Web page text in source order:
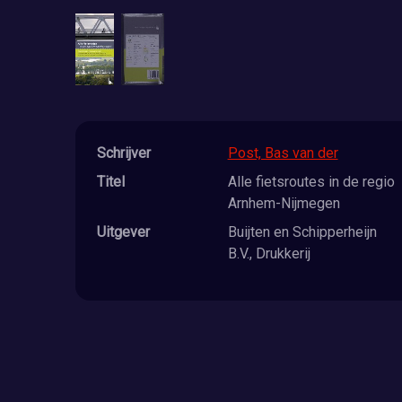
Schrijver
Post, Bas van der
Titel
Alle fietsroutes in de regio
Arnhem-Nijmegen
Uitgever
Buijten en Schipperheijn
B.V., Drukkerij